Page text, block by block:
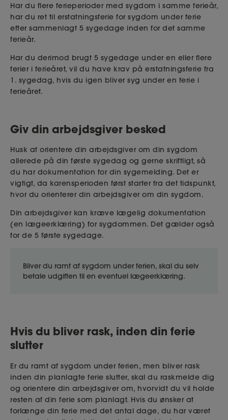
Har du flere ferieperioder med sygdom i samme ferieår,
har du ret til erstatningsferie for sygdom under ferie
efter sammenlagt 5 sygedage inden for det samme
ferieår.
Har du derimod brugt 5 sygedage under en eller flere
ferier i ferieåret, vil du have krav på erstatningsferie fra
1. sygedag, hvis du igen bliver syg under en ferie i
ferieåret.
Giv din arbejdsgiver besked
Husk at orientere din arbejdsgiver om din sygdom
allerede på din første sygedag og gerne skriftligt, så
du har dokumentation for din sygemelding. Det er
vigtigt, da karensperioden først starter fra det tidspunkt,
hvor du orienterer din arbejdsgiver om din sygdom.
Din arbejdsgiver kan kræve lægelig dokumentation
(en lægeerklæring) for sygdommen. Det gælder også
for de 5 første sygedage.
Bliver du ramt af sygdom under ferien, skal du selv
betale udgiften til en eventuel lægeerklæring.
Hvis du bliver rask, inden din ferie
slutter
Er du ramt af sygdom under ferien, men bliver rask
inden din planlagte ferie slutter, skal du raskmelde dig
og orientere din arbejdsgiver om, hvorvidt du vil holde
resten af din ferie som planlagt. Hvis du ønsker at
forlænge din ferie med det antal dage, du har været